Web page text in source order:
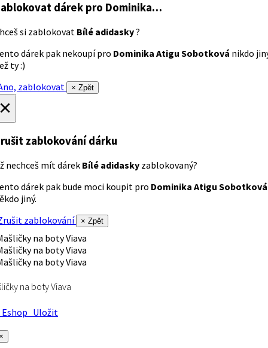
dárek pro Dominika…
si zablokovat Bílé adidasky?
dárek pak nekoupí pro Dominika Atigu Sobotková nikdo
ty :)
zablokovat
× Zpět
zablokování dárku
nechceš mít dárek Bílé adidasky zablokovaný?
dárek pak bude moci koupit pro Dominika Atigu Sobotková
jiný.
zablokování
× Zpět
na boty Viava
Uložit